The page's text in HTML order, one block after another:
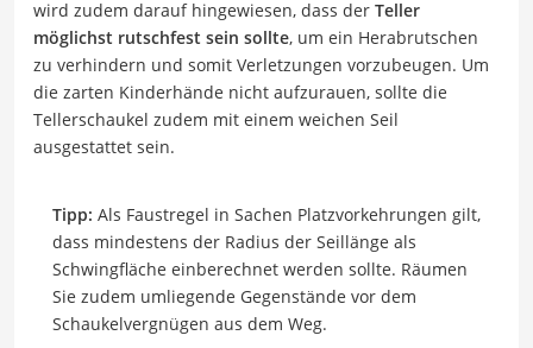
wird zudem darauf hingewiesen, dass der Teller
möglichst rutschfest sein sollte, um ein Herabrutschen
zu verhindern und somit Verletzungen vorzubeugen. Um
die zarten Kinderhände nicht aufzurauen, sollte die
Tellerschaukel zudem mit einem weichen Seil
ausgestattet sein.
Tipp: Als Faustregel in Sachen Platzvorkehrungen gilt,
dass mindestens der Radius der Seillänge als
Schwingfläche einberechnet werden sollte. Räumen
Sie zudem umliegende Gegenstände vor dem
Schaukelvergnügen aus dem Weg.